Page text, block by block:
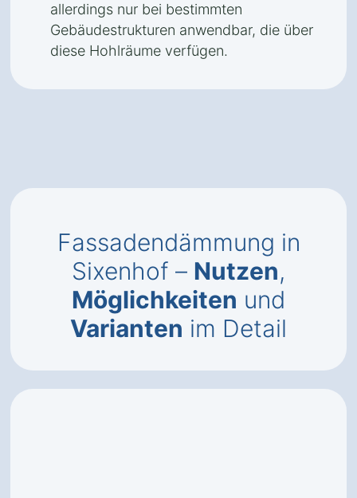
allerdings nur bei bestimmten
Gebäudestrukturen anwendbar, die über
diese Hohlräume verfügen.
Fassadendämmung in
Sixenhof – Nutzen,
Möglichkeiten und
Varianten im Detail